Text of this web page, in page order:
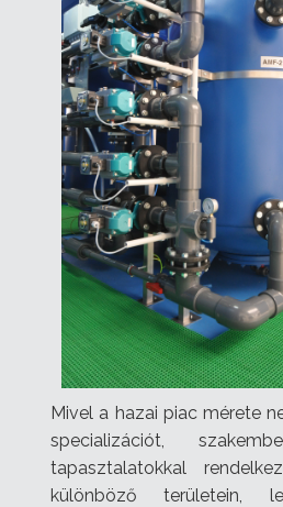
Mivel a hazai piac mérete
specializációt,
tapasztalatokkal
különböző területein,